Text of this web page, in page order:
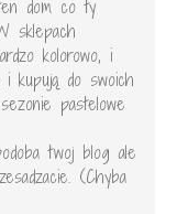
dom co ty
sklepach
kolorowo, i
kupują do swoich
pastelowe
twoj blog ale
(Chyba